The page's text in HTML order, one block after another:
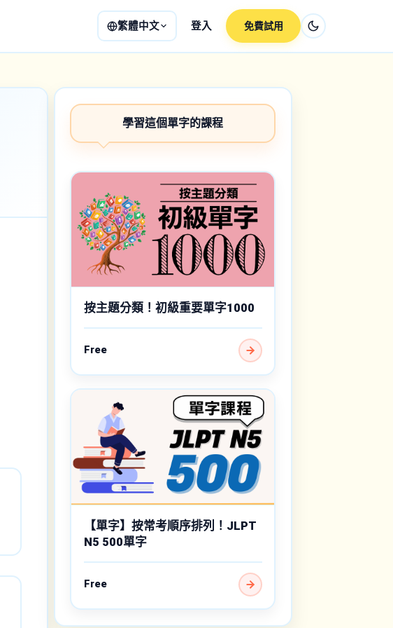
繁體中文 登入 免費試用
學習這個單字的課程
按主題分類！初級重要單字1000
Free
【單字】按常考順序排列！JLPT
N5 500單字
Free